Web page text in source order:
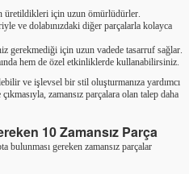
üretildikleri için uzun ömürlüdürler.
ve dolabınızdaki diğer parçalarla kolayca
gerekmediği için uzun vadede tasarruf sağlar.
hem de özel etkinliklerde kullanabilirsiniz.
ve işlevsel bir stil oluşturmanıza yardımcı
zamansız parçalara olan talep daha
10 Zamansız Parça
bulunması gereken zamansız parçalar